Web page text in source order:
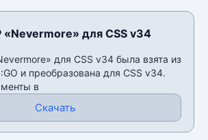
для CSS v34
для CSS v34 была взята из
и преобразована для CSS v34.
в
Скачать